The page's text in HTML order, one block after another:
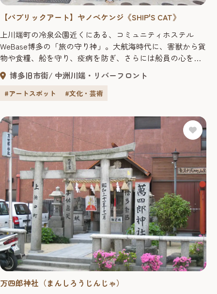
【パブリックアート】ヤノベケンジ《SHIP'S CAT》
上川端町の冷泉公園近くにある、コミュニティホステル
WeBase博多の「旅の守り神」。大航海時代に、害獣から貨
物や食糧、船を守り、疫病を防ぎ、さらには船員の心を癒
す友として、人とともに世界中を旅してきた「船乗り猫」
がモチーフです。ヘルメットとメタリックで堅牢な鎧は、
混迷する世界の未来を見通し、困難に立ち向かう勇気を象
の巨大立体作品を発表し注...
博多旧市街 中洲川端・リバーフロント
#アートスポット #文化・芸術
万四郎神社（まんしろうじんじゃ）